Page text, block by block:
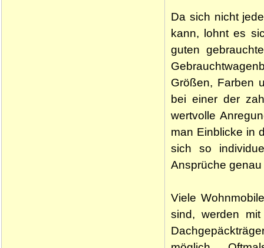
Da sich nicht
kann, lohnt es
guten
Größen, Farben
bei einer der
wertvolle
man Einblicke in
sich so
Ansprüche
Viele
sind, werden mit